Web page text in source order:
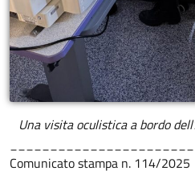
Una visita oculistica a bordo
Comunicato stampa n. 114/2025